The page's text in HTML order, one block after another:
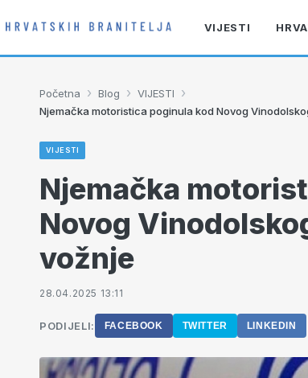
VIJESTI
Početna › Blog › VIJESTI ›
Njemačka motoristica poginula kod Novog
VIJESTI
Njemačka
Novog
vožnje
28.04.2025 13:11
PODIJELI: FACEBOOK TWITTER LINKEDIN